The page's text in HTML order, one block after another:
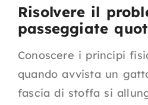
Risolvere il
passeggiate
Conoscere i principi
quando avvista un
fascia di stoffa si